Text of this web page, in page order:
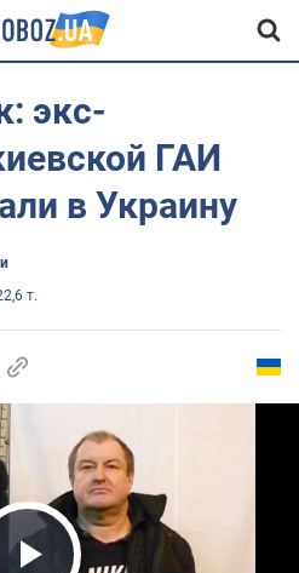
экс-
ГАИ
в Украину
т.